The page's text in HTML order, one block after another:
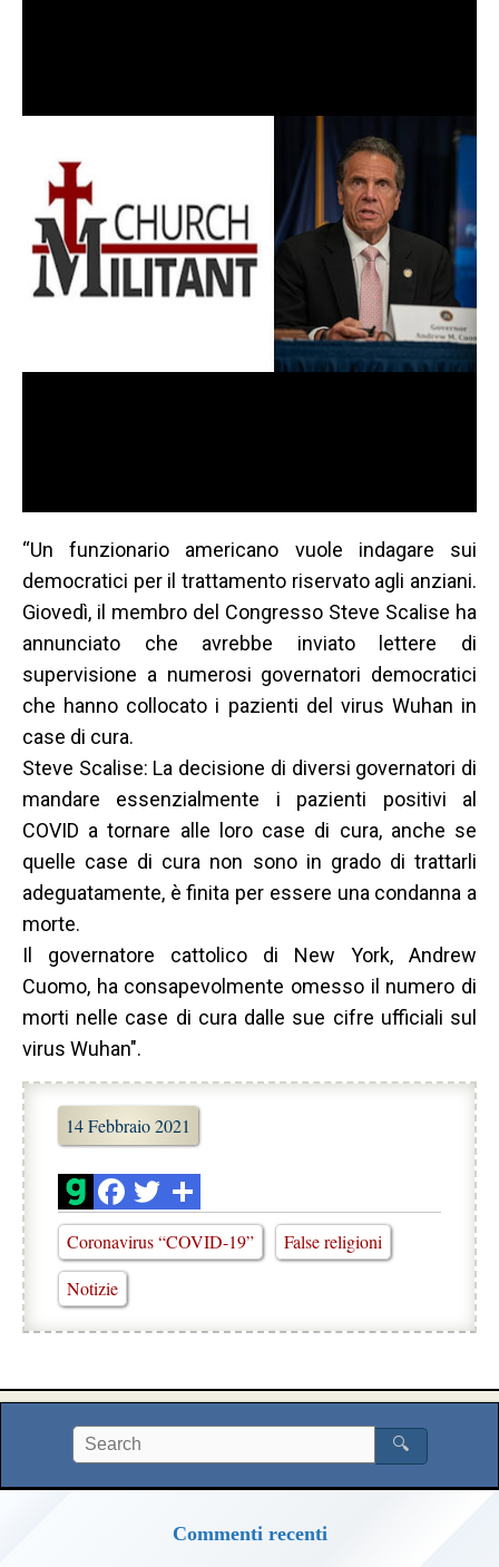
“Un funzionario americano vuole indagare sui
democratici per il trattamento riservato agli anziani.
Giovedì, il membro del Congresso Steve Scalise ha
annunciato che avrebbe inviato lettere di
supervisione a numerosi governatori democratici
che hanno collocato i pazienti del virus Wuhan in
case di cura.
Steve Scalise: La decisione di diversi governatori di
mandare essenzialmente i pazienti positivi al
COVID a tornare alle loro case di cura, anche se
quelle case di cura non sono in grado di trattarli
adeguatamente, è finita per essere una condanna a
morte.
Il governatore cattolico di New York, Andrew
Cuomo, ha consapevolmente omesso il numero di
morti nelle case di cura dalle sue cifre ufficiali sul
virus Wuhan".
14 Febbraio 2021
Coronavirus “COVID-19”
False religioni
Notizie
🔍
Commenti recenti